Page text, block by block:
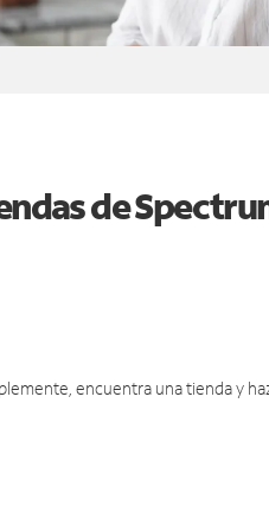
de
encuentra una tienda y